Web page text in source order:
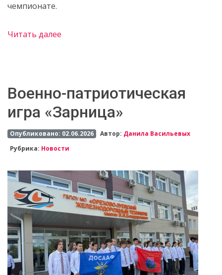
чемпионате.
Читать далее
️Военно-патриотическая
игра «Зарница»
Опубликовано: 02.06.2026 Автор: Данила Васильевых
Рубрика: Новости